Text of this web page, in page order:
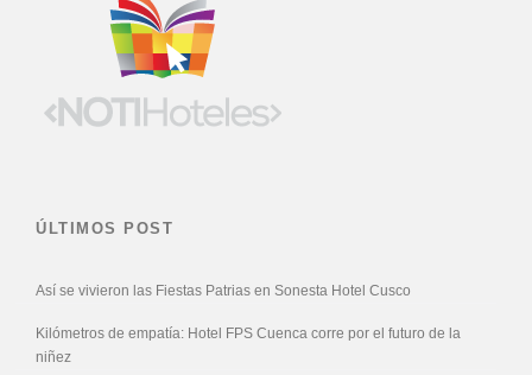
ÚLTIMOS POST
Así se vivieron las Fiestas Patrias en Sonesta Hotel Cusco
Kilómetros de empatía: Hotel FPS Cuenca corre por el futuro de la
niñez